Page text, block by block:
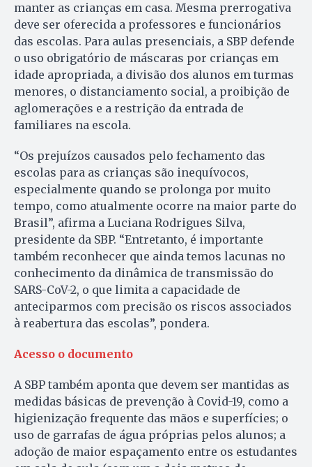
manter as crianças em casa. Mesma prerrogativa
deve ser oferecida a professores e funcionários
das escolas. Para aulas presenciais, a SBP defende
o uso obrigatório de máscaras por crianças em
idade apropriada, a divisão dos alunos em turmas
menores, o distanciamento social, a proibição de
aglomerações e a restrição da entrada de
familiares na escola.
“Os prejuízos causados pelo fechamento das
escolas para as crianças são inequívocos,
especialmente quando se prolonga por muito
tempo, como atualmente ocorre na maior parte do
Brasil”, afirma a Luciana Rodrigues Silva,
presidente da SBP. “Entretanto, é importante
também reconhecer que ainda temos lacunas no
conhecimento da dinâmica de transmissão do
SARS-CoV-2, o que limita a capacidade de
anteciparmos com precisão os riscos associados
à reabertura das escolas”, pondera.
Acesso o documento
A SBP também aponta que devem ser mantidas as
medidas básicas de prevenção à Covid-19, como a
higienização frequente das mãos e superfícies; o
uso de garrafas de água próprias pelos alunos; a
adoção de maior espaçamento entre os estudantes